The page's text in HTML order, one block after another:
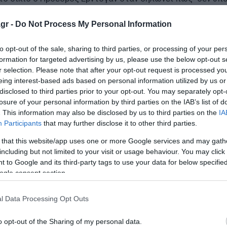
- Do Not Process My Personal Information
opt-out of the sale, sharing to third parties, or processing of your
for targeted advertising by us, please use the below opt-out
selection. Please note that after your opt-out request is processed
interest-based ads based on personal information utilized by us
to third parties prior to your opt-out. You may separately
of your personal information by third parties on the IAB’s list of
This information may also be disclosed by us to third parties on the
Participants that may further disclose it to other third parties.
that this website/app uses one or more Google services and may
but not limited to your visit or usage behaviour. You may
to Google and its third-party tags to use your data for below
consent section.
Data Processing Opt Outs
opt-out of the Sharing of my personal data.
αν οι Δυτικοί, εθελοτυφλούντες, αρνούνται να
του Ισλάμ στάζουν αίμα". Κι' όταν κάποιοι τον
ποσοτικά γεωπολιτικά δεδομένα για την
αντιπολίτευσης
Lykavitos.gr στο Google News
όλες τις ειδήσεις